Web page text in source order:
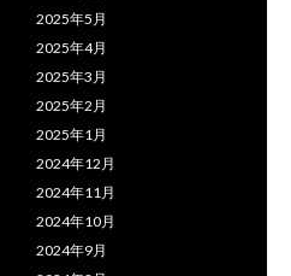
2025年5月
2025年4月
2025年3月
2025年2月
2025年1月
2024年12月
2024年11月
2024年10月
2024年9月